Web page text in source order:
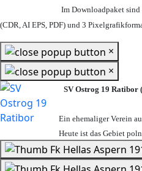
Im Downloadpaket
(CDR, AI EPS, PDF) und 3
×
×
SV Ostrog 19 Ratibor
Ein ehemaliger Verein
Heute ist das Gebiet